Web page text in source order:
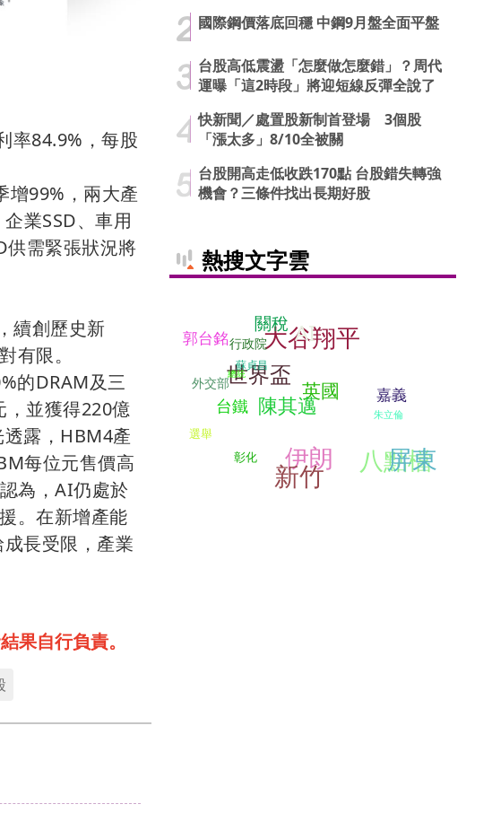
率84.9%，每股
增99%，兩大產
業SSD、車用
供需緊張狀況將
續創歷史新
有限。
的DRAM及三
，並獲得220億
露，HBM4產
每位元售價高
為，AI仍處於
。在新增產能
長受限，產業
果自行負責。
國際鋼價落底回穩 中鋼9月盤全面平盤
台股高低震盪「怎麼做怎麼錯」？周代
運曝「這2時段」將迎短線反彈全說了
快新聞／處置股新制首登場 3個股
「漲太多」8/10全被關
台股開高走低收跌170點 台股錯失轉強
機會？三條件找出長期好股
熱搜文字雲
嘉義
伊朗
世界盃
八點檔
蘇貞昌
總統
英國
大谷翔平
關稅
屏東
彰化
朱立倫
選舉
AI
郭台銘
陳其邁
台鐵
新竹
行政院
外交部